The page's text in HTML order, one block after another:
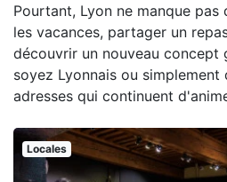
Pourtant, Lyon ne manque
les vacances, partager un
découvrir un nouveau concept
soyez Lyonnais ou simplement
adresses qui continuent
Locales